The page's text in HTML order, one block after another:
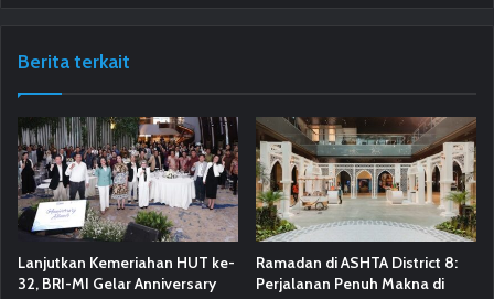
Berita terkait
Lanjutkan Kemeriahan HUT ke-
32, BRI-MI Gelar Anniversary
Ramadan di ASHTA District 8:
Perjalanan Penuh Makna di